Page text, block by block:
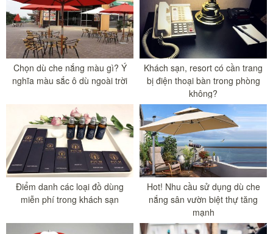
Chọn dù che nắng màu gì? Ý
nghĩa màu sắc ô dù ngoài trời
Khách sạn, resort có cần trang
bị điện thoại bàn trong phòng
không?
Điểm danh các loại đồ dùng
miễn phí trong khách sạn
Hot! Nhu cầu sử dụng dù che
nắng sân vườn biệt thự tăng
mạnh